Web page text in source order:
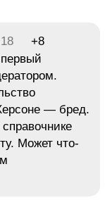
+8
— бред.
Может что-